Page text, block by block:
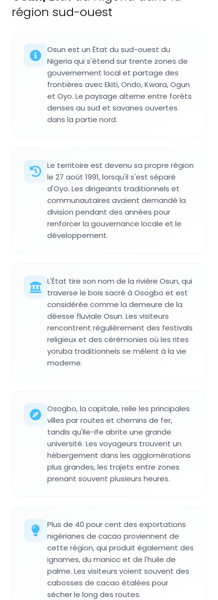
région sud-ouest
Osun est un État du sud-ouest du
Nigeria qui s'étend sur trente zones de
gouvernement local et partage des
frontières avec Ekiti, Ondo, Kwara, Ogun
et Oyo. Le paysage alterne entre forêts
denses au sud et savanes ouvertes
dans la partie nord.
Le territoire est devenu sa propre région
le 27 août 1991, lorsqu'il s'est séparé
d'Oyo. Les dirigeants traditionnels et
communautaires avaient demandé la
division pendant des années pour
renforcer la gouvernance locale et le
développement.
L'État tire son nom de la rivière Osun, qui
traverse le bois sacré à Osogbo et est
considérée comme la demeure de la
déesse fluviale Osun. Les visiteurs
rencontrent régulièrement des festivals
religieux et des cérémonies où les rites
yoruba traditionnels se mêlent à la vie
moderne.
Osogbo, la capitale, relie les principales
villes par routes et chemins de fer,
tandis qu'Ile-Ife abrite une grande
université. Les voyageurs trouvent un
hébergement dans les agglomérations
plus grandes, les trajets entre zones
prenant souvent plusieurs heures.
Plus de 40 pour cent des exportations
nigérianes de cacao proviennent de
cette région, qui produit également des
ignames, du manioc et de l'huile de
palme. Les visiteurs voient souvent des
cabosses de cacao étalées pour
sécher le long des routes.